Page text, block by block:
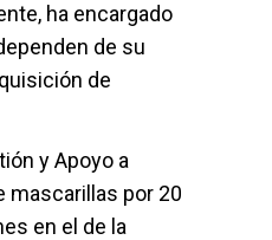
ha encargado
de su
de
y Apoyo a
mascarillas por 20
en el de la